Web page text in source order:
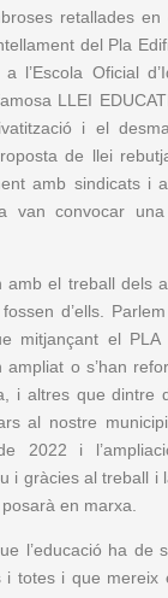
retallades
del Pla
l’Escola Oficial
LLEI
i el
de llei
amb sindicats i
van convocar
amb el treball dels
d’ells.
mitjançant el PLA
ampliat o s’han
i altres que dintre
al nostre
2022 i
i gràcies al treball i
en marxa.
l’educació ha de
i totes i que mereix